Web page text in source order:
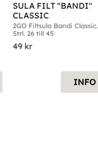
SULA FILT "BANDI"
CLASSIC
2GO Filtsula Bandi Classic.
Strl. 26 till 45
49kr
INFO